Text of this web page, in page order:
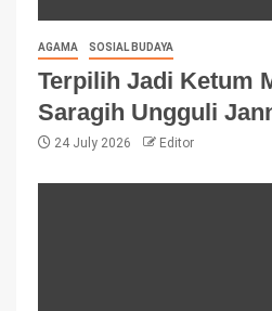
AGAMA SOSIAL BUDAYA
Terpilih Jadi Ketum
Saragih Ungguli
24 July 2026 Editor